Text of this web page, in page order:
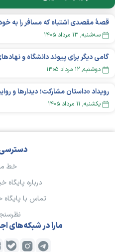
قصهٔ مقصدی اشتباه که مسافر را به
سه‌شنبه, ۱۳ مرداد ۱۴۰۵
دوشنبه, ۱۲ مرداد ۱۴۰۵
رویداد «داستان مشارکت؛ دیدار‌ها و
يکشنبه, ۱۱ مرداد ۱۴۰۵
خط
درباره پایگاه
تماس با پایگاه
مارا در شبکه‌های